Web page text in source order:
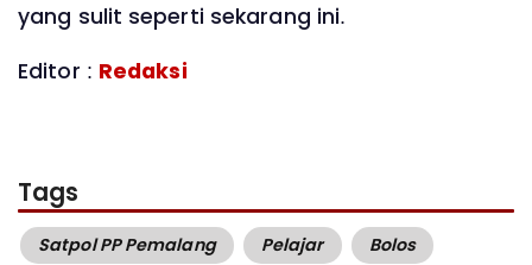
yang sulit seperti sekarang ini.
Editor : Redaksi
Tags
Satpol PP Pemalang Pelajar Bolos